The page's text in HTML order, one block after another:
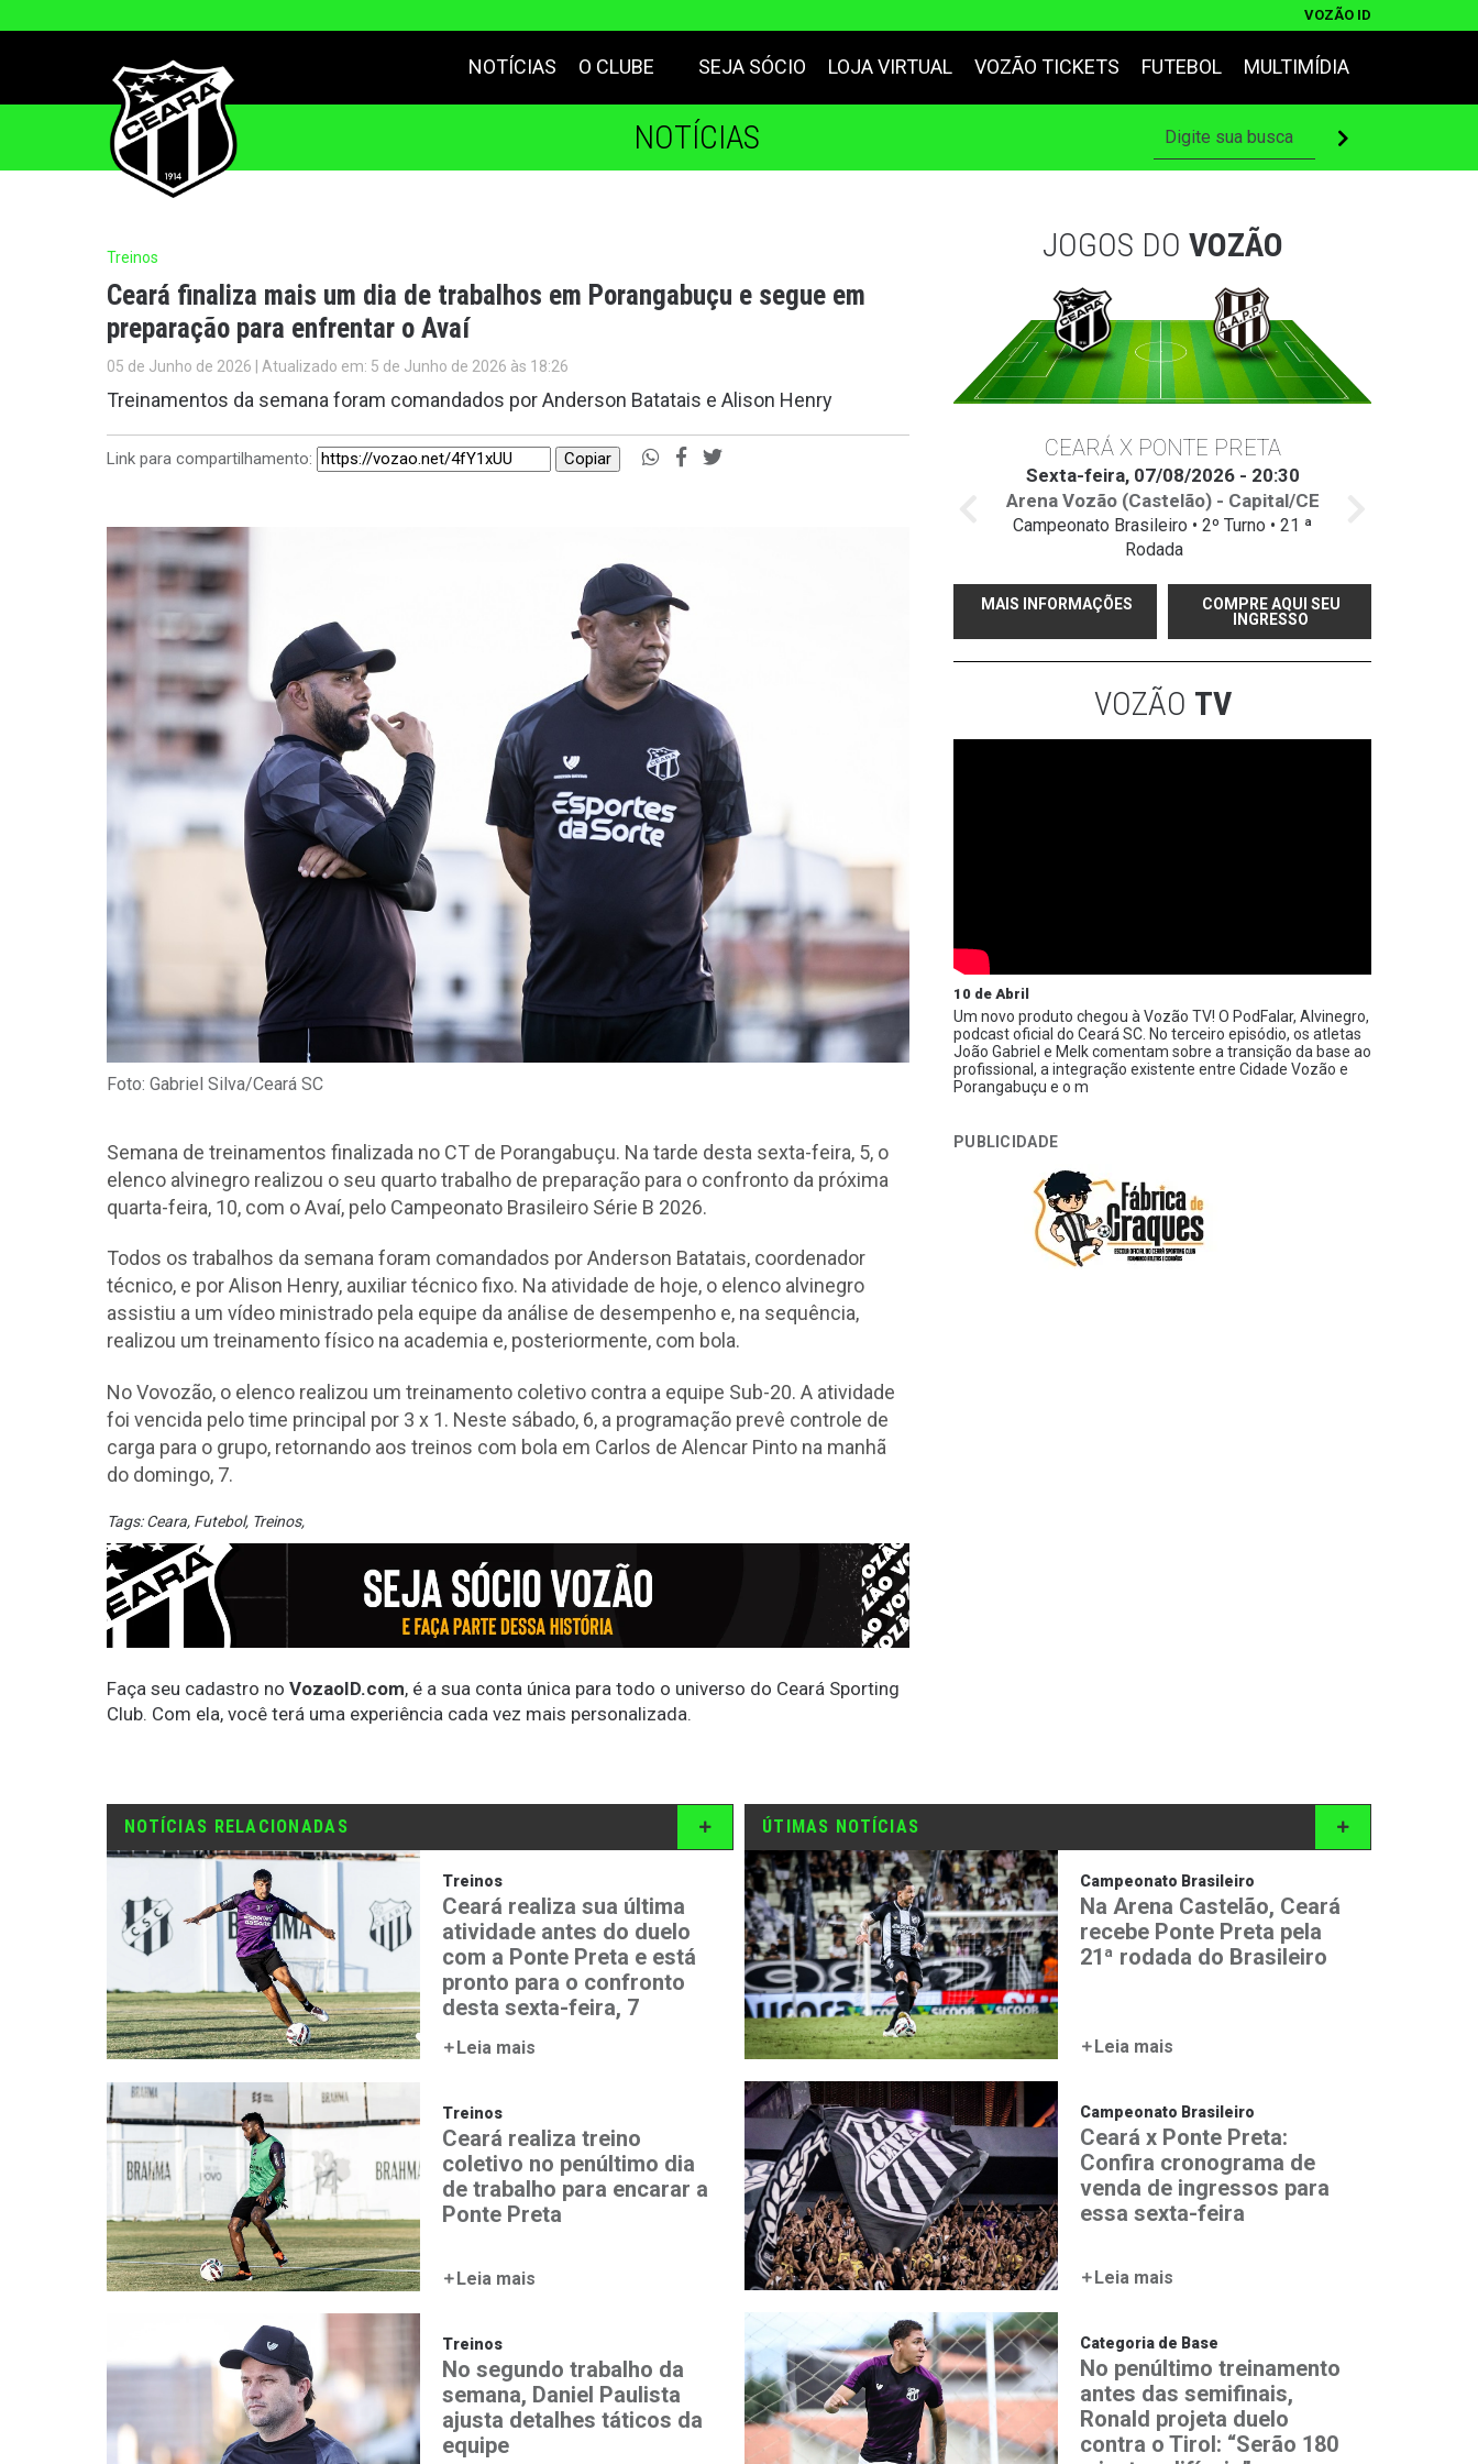
VOZÃO ID
NOTÍCIAS O CLUBE SEJA SÓCIO LOJA VIRTUAL VOZÃO TICKETS FUTEBOL MULTIMÍDIA
NOTÍCIAS
Treinos
Ceará finaliza mais um dia de trabalhos em Porangabuçu e segue em
preparação para enfrentar o Avaí
05 de Junho de 2026 | Atualizado em: 5 de Junho de 2026 às 18:26
Treinamentos da semana foram comandados por Anderson Batatais e Alison Henry
Link para compartilhamento: Copiar
Foto: Gabriel Silva/Ceará SC
Semana de treinamentos finalizada no CT de Porangabuçu. Na tarde desta sexta-feira, 5, o
elenco alvinegro realizou o seu quarto trabalho de preparação para o confronto da próxima
quarta-feira, 10, com o Avaí, pelo Campeonato Brasileiro Série B 2026.
Todos os trabalhos da semana foram comandados por Anderson Batatais, coordenador
técnico, e por Alison Henry, auxiliar técnico fixo. Na atividade de hoje, o elenco alvinegro
assistiu a um vídeo ministrado pela equipe da análise de desempenho e, na sequência,
realizou um treinamento físico na academia e, posteriormente, com bola.
No Vovozão, o elenco realizou um treinamento coletivo contra a equipe Sub-20. A atividade
foi vencida pelo time principal por 3 x 1. Neste sábado, 6, a programação prevê controle de
carga para o grupo, retornando aos treinos com bola em Carlos de Alencar Pinto na manhã
do domingo, 7.
Tags:Ceara, Futebol, Treinos,
Faça seu cadastro no VozaoID.com, é a sua conta única para todo o universo do Ceará Sporting
Club. Com ela, você terá uma experiência cada vez mais personalizada.
JOGOS DO VOZÃO
CEARÁ X PONTE PRETA
Sexta-feira, 07/08/2026 - 20:30
Arena Vozão (Castelão) - Capital/CE
Campeonato Brasileiro • 2º Turno • 21 ª
Rodada
MAIS INFORMAÇÕES
COMPRE AQUI SEU
INGRESSO
VOZÃO TV
10 de Abril
Um novo produto chegou à Vozão TV! O PodFalar, Alvinegro,
podcast oficial do Ceará SC. No terceiro episódio, os atletas
João Gabriel e Melk comentam sobre a transição da base ao
profissional, a integração existente entre Cidade Vozão e
Porangabuçu e o m
PUBLICIDADE
NOTÍCIAS RELACIONADAS
Treinos
Ceará realiza sua última
atividade antes do duelo
com a Ponte Preta e está
pronto para o confronto
desta sexta-feira, 7
Leia mais
Treinos
Ceará realiza treino
coletivo no penúltimo dia
de trabalho para encarar a
Ponte Preta
Leia mais
Treinos
No segundo trabalho da
semana, Daniel Paulista
ajusta detalhes táticos da
equipe
ÚTIMAS NOTÍCIAS
Campeonato Brasileiro
Na Arena Castelão, Ceará
recebe Ponte Preta pela
21ª rodada do Brasileiro
Leia mais
Campeonato Brasileiro
Ceará x Ponte Preta:
Confira cronograma de
venda de ingressos para
essa sexta-feira
Leia mais
Categoria de Base
No penúltimo treinamento
antes das semifinais,
Ronald projeta duelo
contra o Tirol: “Serão 180